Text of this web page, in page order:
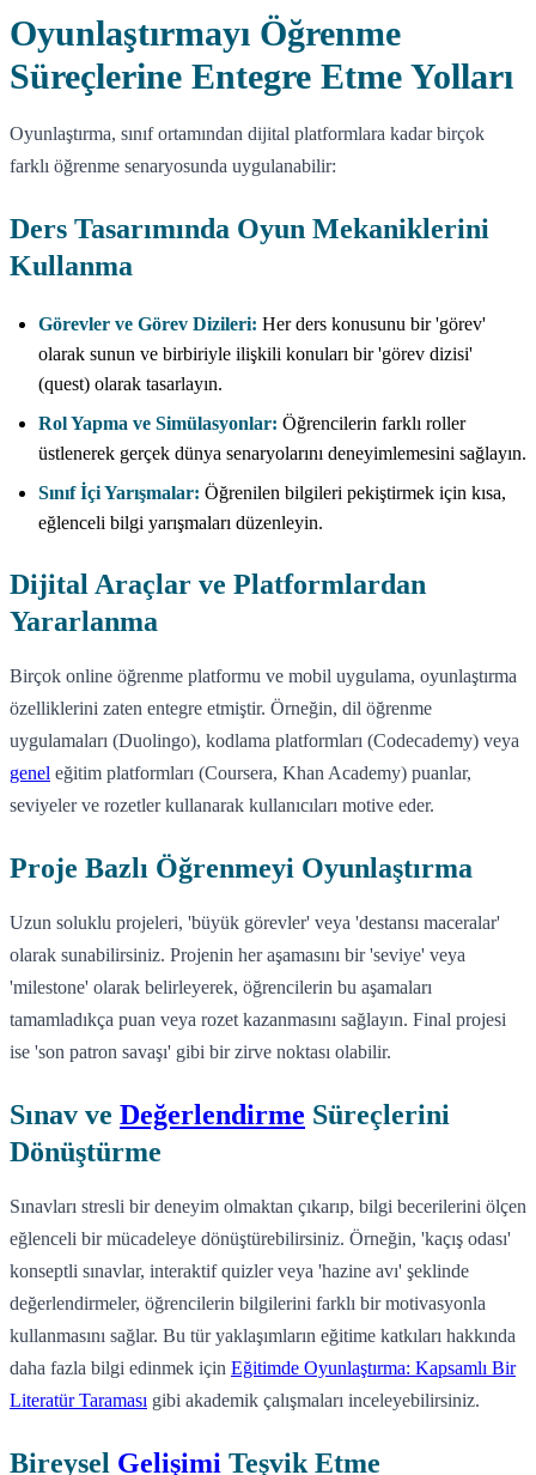
Oyunlaştırmayı Öğrenme
Süreçlerine Entegre Etme Yolları
Oyunlaştırma, sınıf ortamından dijital platformlara kadar birçok
farklı öğrenme senaryosunda uygulanabilir:
Ders Tasarımında Oyun Mekaniklerini
Kullanma
Görevler ve Görev Dizileri: Her ders konusunu bir 'görev'
olarak sunun ve birbiriyle ilişkili konuları bir 'görev dizisi'
(quest) olarak tasarlayın.
Rol Yapma ve Simülasyonlar: Öğrencilerin farklı roller
üstlenerek gerçek dünya senaryolarını deneyimlemesini sağlayın.
Sınıf İçi Yarışmalar: Öğrenilen bilgileri pekiştirmek için kısa,
eğlenceli bilgi yarışmaları düzenleyin.
Dijital Araçlar ve Platformlardan
Yararlanma
Birçok online öğrenme platformu ve mobil uygulama, oyunlaştırma
özelliklerini zaten entegre etmiştir. Örneğin, dil öğrenme
uygulamaları (Duolingo), kodlama platformları (Codecademy) veya
genel eğitim platformları (Coursera, Khan Academy) puanlar,
seviyeler ve rozetler kullanarak kullanıcıları motive eder.
Proje Bazlı Öğrenmeyi Oyunlaştırma
Uzun soluklu projeleri, 'büyük görevler' veya 'destansı maceralar'
olarak sunabilirsiniz. Projenin her aşamasını bir 'seviye' veya
'milestone' olarak belirleyerek, öğrencilerin bu aşamaları
tamamladıkça puan veya rozet kazanmasını sağlayın. Final projesi
ise 'son patron savaşı' gibi bir zirve noktası olabilir.
Sınav ve Değerlendirme Süreçlerini
Dönüştürme
Sınavları stresli bir deneyim olmaktan çıkarıp, bilgi becerilerini ölçen
eğlenceli bir mücadeleye dönüştürebilirsiniz. Örneğin, 'kaçış odası'
konseptli sınavlar, interaktif quizler veya 'hazine avı' şeklinde
değerlendirmeler, öğrencilerin bilgilerini farklı bir motivasyonla
kullanmasını sağlar. Bu tür yaklaşımların eğitime katkıları hakkında
daha fazla bilgi edinmek için Eğitimde Oyunlaştırma: Kapsamlı Bir
Literatür Taraması gibi akademik çalışmaları inceleyebilirsiniz.
Bireysel Gelişimi Teşvik Etme